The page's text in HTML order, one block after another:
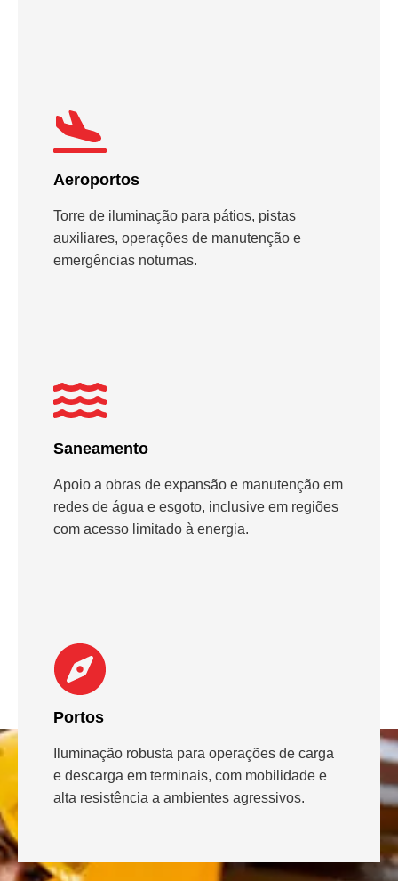
Aeroportos
Torre de iluminação para pátios, pistas
auxiliares, operações de manutenção e
emergências noturnas.
Saneamento
Apoio a obras de expansão e manutenção em
redes de água e esgoto, inclusive em regiões
com acesso limitado à energia.
Portos
Iluminação robusta para operações de carga
e descarga em terminais, com mobilidade e
alta resistência a ambientes agressivos.